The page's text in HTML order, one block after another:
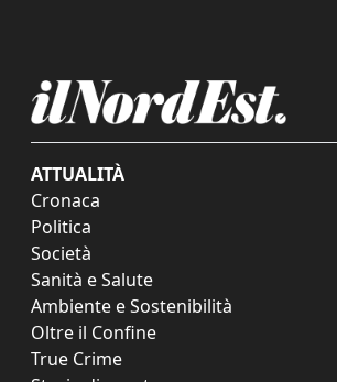
ATTUALITÀ
Cronaca
Politica
Società
Sanità e Salute
Ambiente e Sostenibilità
Oltre il Confine
True Crime